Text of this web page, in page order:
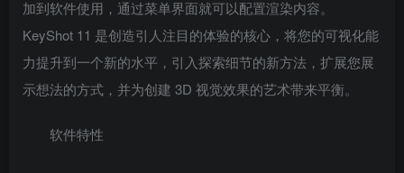
加到软件使用，通过菜单界面就可以配置渲染内容。
KeyShot 11 是创造引人注目的体验的核心，将您的可视化能
力提升到一个新的水平，引入探索细节的新方法，扩展您展
示想法的方式，并为创建 3D 视觉效果的艺术带来平衡。
软件特性